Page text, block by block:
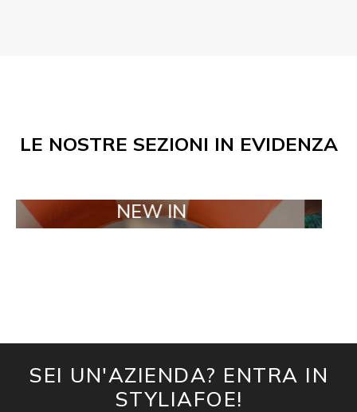
LE NOSTRE SEZIONI IN EVIDENZA
NEW IN
SEI UN'AZIENDA? ENTRA IN
STYLIAFOE!